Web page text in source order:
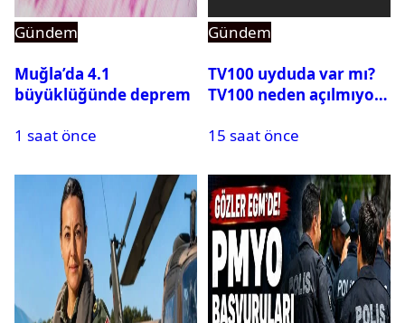
Gündem
Muğla’da 4.1
büyüklüğünde deprem
1 saat önce
Gündem
TV100 uyduda var mı?
TV100 neden açılmıyor?
15 saat önce